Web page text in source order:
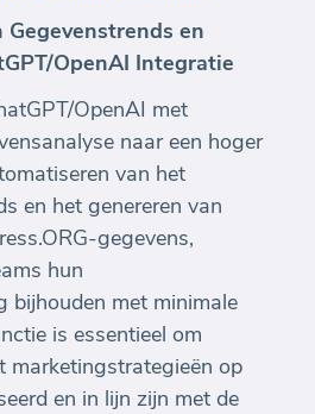
en
OpenAI Integratie
OpenAI met
naar een hoger
van het
en het genereren van
gegevens,
hun
bijhouden met minimale
is essentieel om
marketingstrategieën op
en in lijn zijn met de